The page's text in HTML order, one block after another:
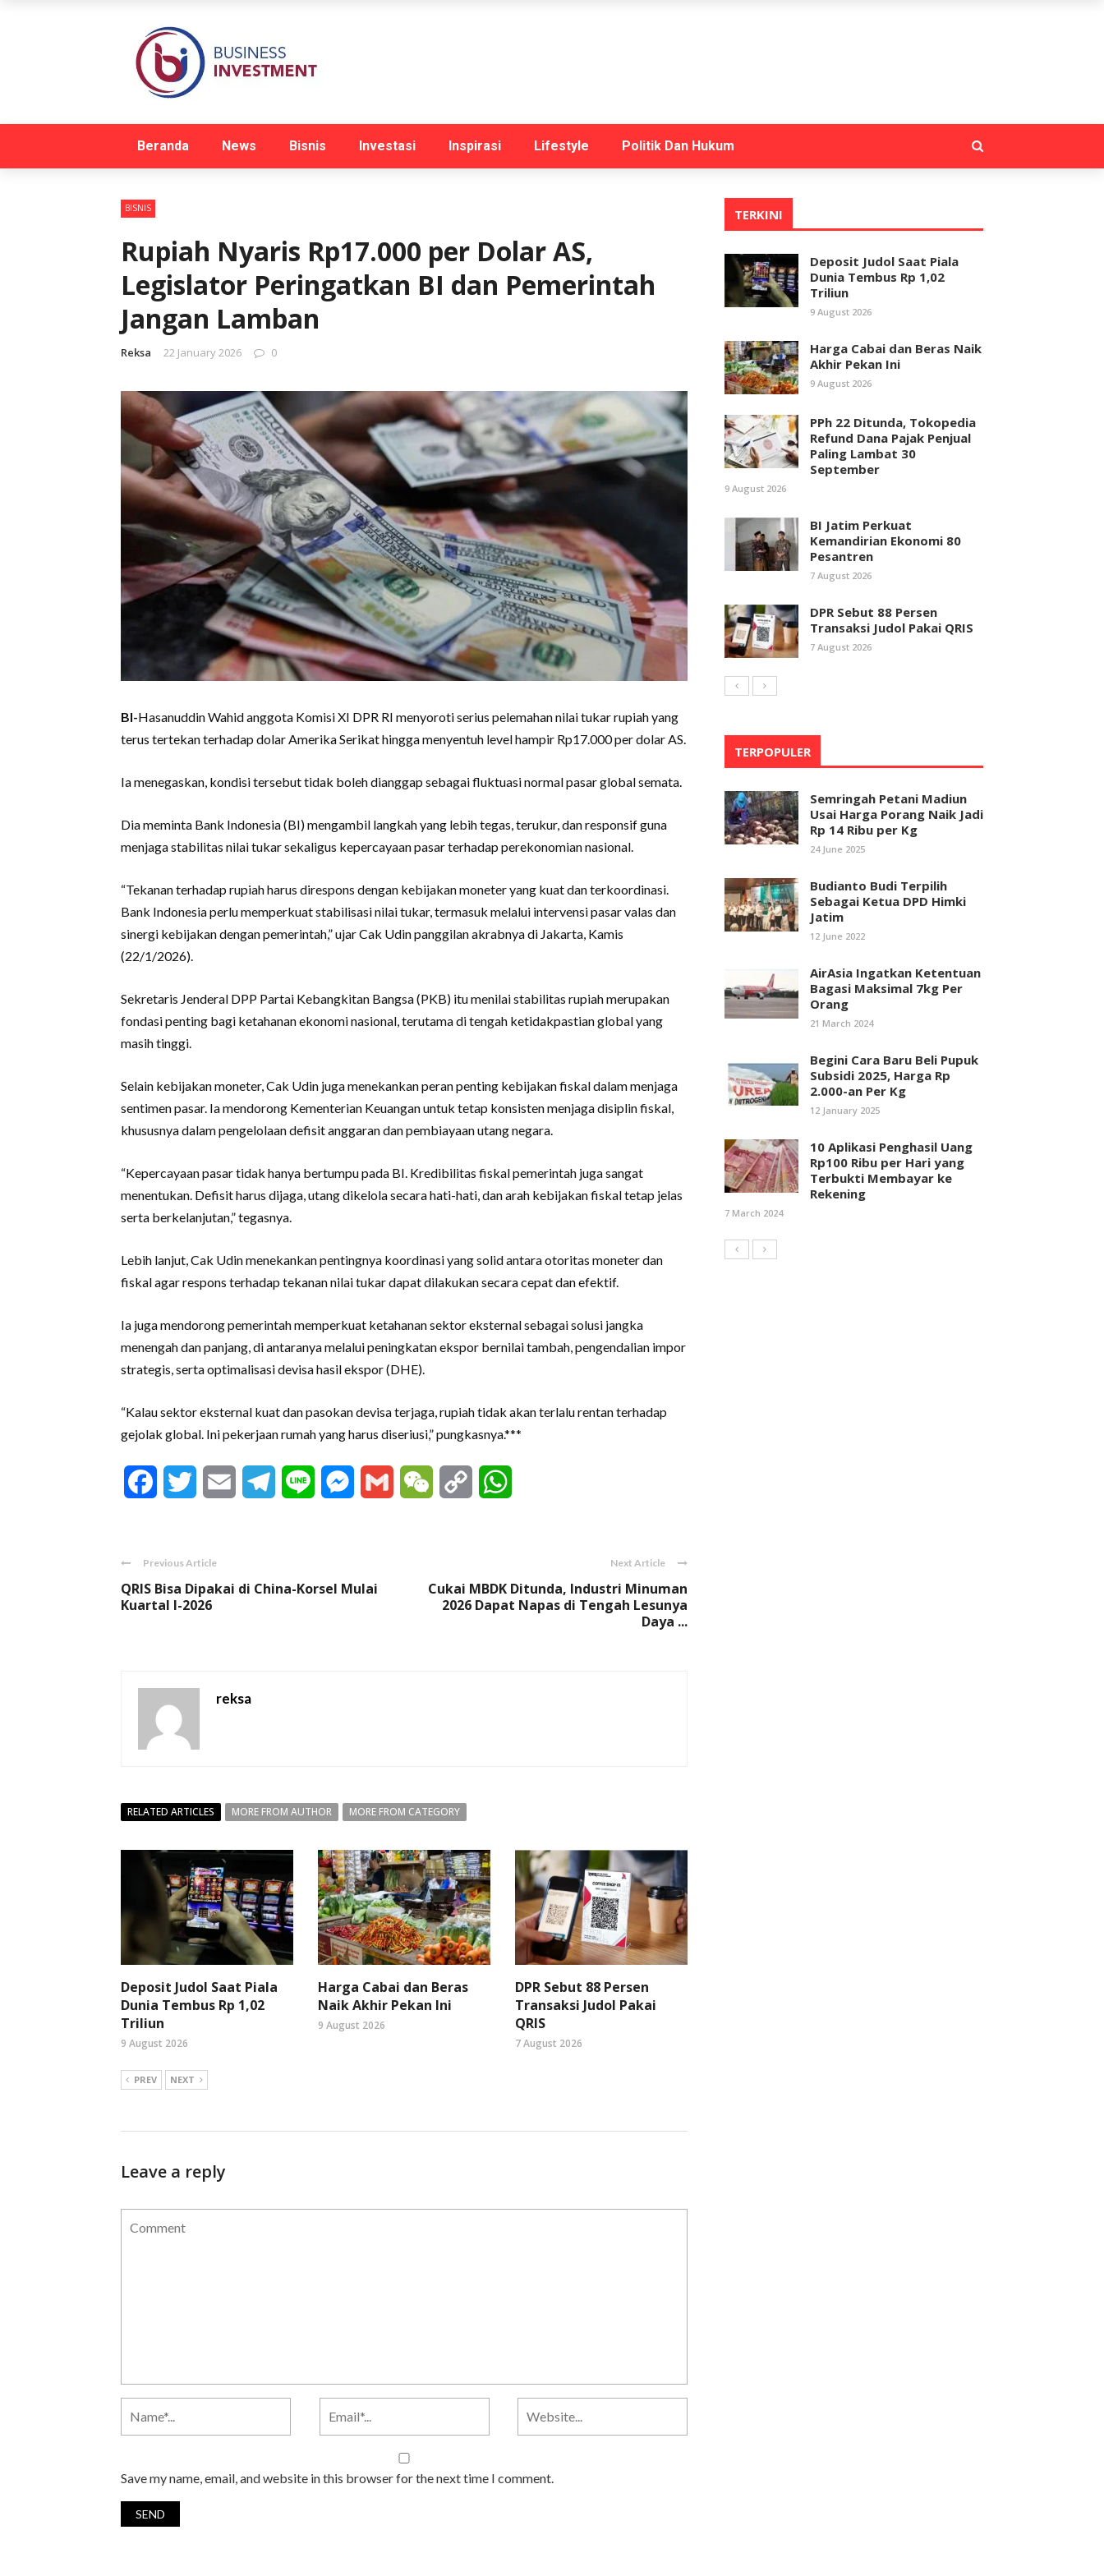
Beranda News Bisnis Investasi Inspirasi Lifestyle Politik Dan Hukum
BISNIS
Rupiah Nyaris Rp17.000 per Dolar AS,
Legislator Peringatkan BI dan Pemerintah
Jangan Lamban
Reksa 22 January 2026 0
BI-Hasanuddin Wahid anggota Komisi XI DPR RI menyoroti serius pelemahan nilai tukar rupiah yang
terus tertekan terhadap dolar Amerika Serikat hingga menyentuh level hampir Rp17.000 per dolar AS.
Ia menegaskan, kondisi tersebut tidak boleh dianggap sebagai fluktuasi normal pasar global semata.
Dia meminta Bank Indonesia (BI) mengambil langkah yang lebih tegas, terukur, dan responsif guna
menjaga stabilitas nilai tukar sekaligus kepercayaan pasar terhadap perekonomian nasional.
“Tekanan terhadap rupiah harus direspons dengan kebijakan moneter yang kuat dan terkoordinasi.
Bank Indonesia perlu memperkuat stabilisasi nilai tukar, termasuk melalui intervensi pasar valas dan
sinergi kebijakan dengan pemerintah,” ujar Cak Udin panggilan akrabnya di Jakarta, Kamis
(22/1/2026).
Sekretaris Jenderal DPP Partai Kebangkitan Bangsa (PKB) itu menilai stabilitas rupiah merupakan
fondasi penting bagi ketahanan ekonomi nasional, terutama di tengah ketidakpastian global yang
masih tinggi.
Selain kebijakan moneter, Cak Udin juga menekankan peran penting kebijakan fiskal dalam menjaga
sentimen pasar. Ia mendorong Kementerian Keuangan untuk tetap konsisten menjaga disiplin fiskal,
khususnya dalam pengelolaan defisit anggaran dan pembiayaan utang negara.
“Kepercayaan pasar tidak hanya bertumpu pada BI. Kredibilitas fiskal pemerintah juga sangat
menentukan. Defisit harus dijaga, utang dikelola secara hati-hati, dan arah kebijakan fiskal tetap jelas
serta berkelanjutan,” tegasnya.
Lebih lanjut, Cak Udin menekankan pentingnya koordinasi yang solid antara otoritas moneter dan
fiskal agar respons terhadap tekanan nilai tukar dapat dilakukan secara cepat dan efektif.
Ia juga mendorong pemerintah memperkuat ketahanan sektor eksternal sebagai solusi jangka
menengah dan panjang, di antaranya melalui peningkatan ekspor bernilai tambah, pengendalian impor
strategis, serta optimalisasi devisa hasil ekspor (DHE).
“Kalau sektor eksternal kuat dan pasokan devisa terjaga, rupiah tidak akan terlalu rentan terhadap
gejolak global. Ini pekerjaan rumah yang harus diseriusi,” pungkasnya.***
FacebookTwitter Email Telegram
Line Messenger
Gmail WeChat Copy
Previous Article
QRIS Bisa Dipakai di China-Korsel Mulai
Kuartal I-2026
Next Article
Cukai MBDK Ditunda, Industri Minuman
2026 Dapat Napas di Tengah Lesunya
Daya ...
reksa
RELATED ARTICLES MORE FROM AUTHOR MORE FROM CATEGORY
Deposit Judol Saat Piala
Dunia Tembus Rp 1,02
Triliun
9 August 2026
Harga Cabai dan Beras
Naik Akhir Pekan Ini
9 August 2026
DPR Sebut 88 Persen
Transaksi Judol Pakai
QRIS
7 August 2026
PREV NEXT
Leave a reply
Save my name, email, and website in this browser for the next time I comment.
TERKINI
Deposit Judol Saat Piala
Dunia Tembus Rp 1,02
Triliun
9 August 2026
Harga Cabai dan Beras Naik
Akhir Pekan Ini
9 August 2026
PPh 22 Ditunda, Tokopedia
Refund Dana Pajak Penjual
Paling Lambat 30
September
9 August 2026
BI Jatim Perkuat
Kemandirian Ekonomi 80
Pesantren
7 August 2026
DPR Sebut 88 Persen
Transaksi Judol Pakai QRIS
7 August 2026
TERPOPULER
Semringah Petani Madiun
Usai Harga Porang Naik Jadi
Rp 14 Ribu per Kg
24 June 2025
Budianto Budi Terpilih
Sebagai Ketua DPD Himki
Jatim
12 June 2022
AirAsia Ingatkan Ketentuan
Bagasi Maksimal 7kg Per
Orang
21 March 2024
Begini Cara Baru Beli Pupuk
Subsidi 2025, Harga Rp
2.000-an Per Kg
12 January 2025
10 Aplikasi Penghasil Uang
Rp100 Ribu per Hari yang
Terbukti Membayar ke
Rekening
7 March 2024